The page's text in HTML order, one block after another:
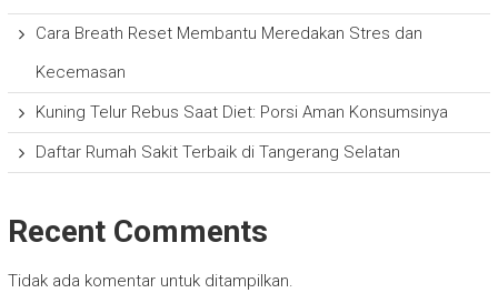
Cara Breath Reset Membantu Meredakan Stres dan
Kecemasan
Kuning Telur Rebus Saat Diet: Porsi Aman Konsumsinya
Daftar Rumah Sakit Terbaik di Tangerang Selatan
Recent Comments
Tidak ada komentar untuk ditampilkan.